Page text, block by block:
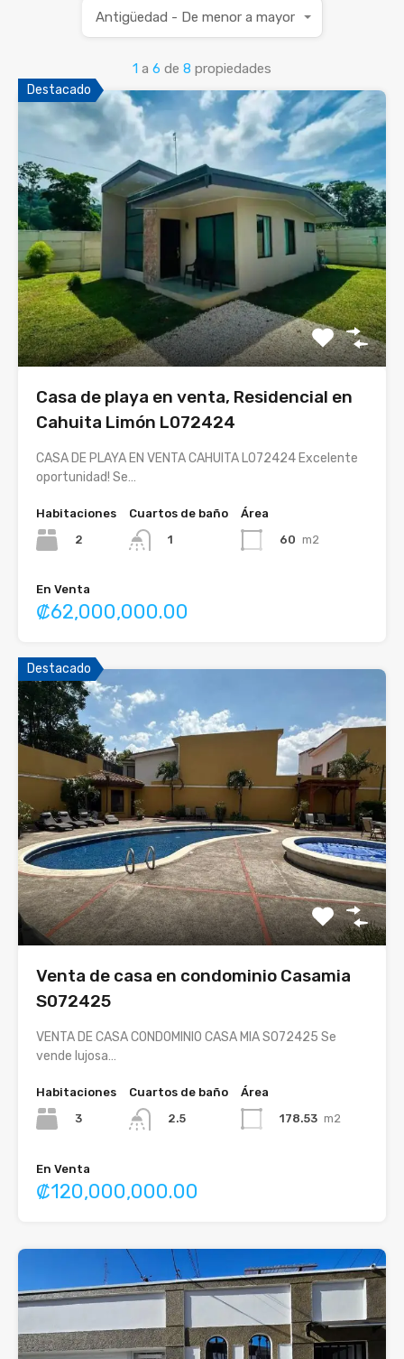
1 a 6 de 8 propiedades
Antigüedad - De menor a mayor
Destacado
Casa de playa en venta, Residencial en
Cahuita Limón L072424
CASA DE PLAYA EN VENTA CAHUITA L072424 Excelente
oportunidad! Se…
Habitaciones
2
Cuartos de baño
1
Área
60 m2
En Venta
₡62,000,000.00
Destacado
Venta de casa en condominio Casamia
S072425
VENTA DE CASA CONDOMINIO CASA MIA S072425 Se
vende lujosa…
Habitaciones
3
Cuartos de baño
2.5
Área
178.53 m2
En Venta
₡120,000,000.00